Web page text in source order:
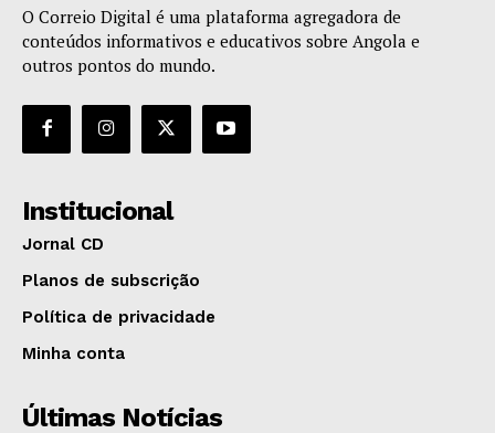
O Correio Digital é uma plataforma agregadora de
conteúdos informativos e educativos sobre Angola e
outros pontos do mundo.
Institucional
Jornal CD
Planos de subscrição
Política de privacidade
Minha conta
Últimas Notícias